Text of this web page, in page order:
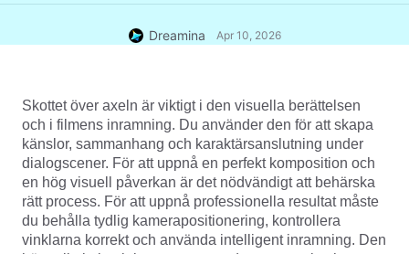
Dreamina Apr 10, 2026
Skottet över axeln är viktigt i den visuella berättelsen
och i filmens inramning. Du använder den för att skapa
känslor, sammanhang och karaktärsanslutning under
dialogscener. För att uppnå en perfekt komposition och
en hög visuell påverkan är det nödvändigt att behärska
rätt process. För att uppnå professionella resultat måste
du behålla tydlig kamerapositionering, kontrollera
vinklarna korrekt och använda intelligent inramning. Den